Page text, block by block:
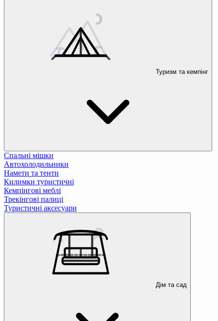
Туризм та кемпінг
Спальні мішки
Автохолодильники
Намети та тенти
Килимки туристичні
Кемпінгові меблі
Трекінгові палиці
Туристичні аксесуари
Дім та сад